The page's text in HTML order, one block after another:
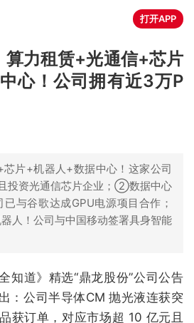
打开APP
算力租赁+光通信+芯片
心！公司拥有近3万P
片+机器人+数据中心！这家公司
投资光通信芯片企业；②数据中心
与谷歌达成GPU电源项目合作；
人！公司与中国移动签署具身智能
知道》精选“鼎龙股份”公司公告
：公司半导体CM 抛光液连获突
获订单，对应市场超 10 亿元且